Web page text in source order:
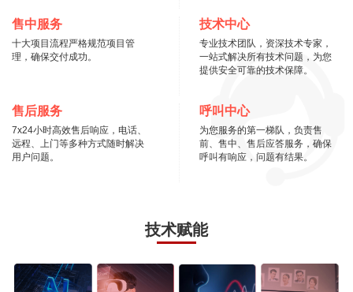
售中服务
十大项目流程严格规范项目管
理，确保交付成功。
技术中心
专业技术团队，资深技术专家，
一站式解决所有技术问题，为您
提供安全可靠的技术保障。
售后服务
7x24小时高效售后响应，电话、
远程、上门等多种方式随时解决
用户问题。
呼叫中心
为您服务的第一梯队，负责售
前、售中、售后应答服务，确保
呼叫有响应，问题有结果。
技术赋能